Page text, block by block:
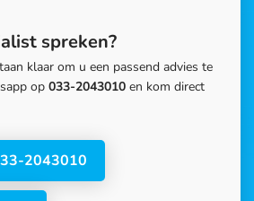
spreken?
klaar om u een passend advies te
op 033-2043010 en kom direct
2043010